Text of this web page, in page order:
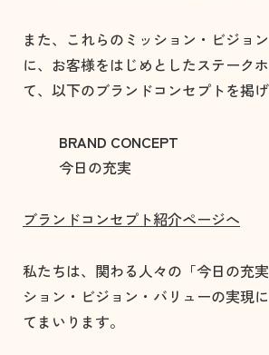
また、これらのミッション・ビジョ
に、お客様をはじめとしたステーク
て、以下のブランドコンセプトを掲げ
BRAND CONCEPT
今日の充実
ブランドコンセプト紹介ページへ
私たちは、関わる人々の「今日の充
ション・ビジョン・バリューの実現
てまいります。